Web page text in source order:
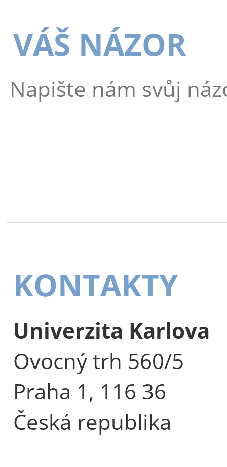
VÁŠ NÁZOR
KONTAKTY
Univerzita Karlova
Ovocný trh 560/5
Praha 1, 116 36
Česká republika